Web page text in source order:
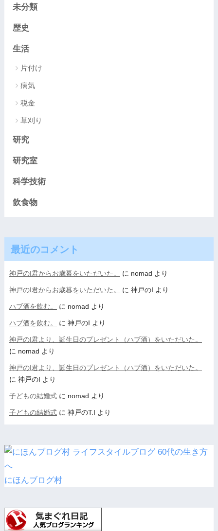
未分類
歴史
生活
片付け
病気
税金
草刈り
研究
研究室
科学技術
飲食物
最近のコメント
神戸のI君からお歳暮をいただいた。 に nomad より
神戸のI君からお歳暮をいただいた。 に 神戸のI より
ハブ酒を飲む。 に nomad より
ハブ酒を飲む。 に 神戸のI より
神戸のI君より、誕生日のプレゼント（ハブ酒）をいただいた。
に nomad より
神戸のI君より、誕生日のプレゼント（ハブ酒）をいただいた。
に 神戸のI より
子どもの結婚式に nomad より
子どもの結婚式に 神戸のT.I より
にほんブログ村